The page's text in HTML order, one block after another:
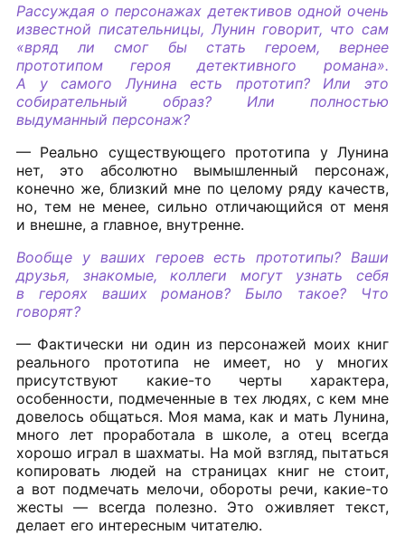
Рассуждая о персонажах детективов одной очень
известной писательницы, Лунин говорит, что сам
«вряд ли смог бы стать героем, вернее
прототипом героя детективного романа».
А у самого Лунина есть прототип? Или это
собирательный образ? Или полностью
выдуманный персонаж?
— Реально существующего прототипа у Лунина
нет, это абсолютно вымышленный персонаж,
конечно же, близкий мне по целому ряду качеств,
но, тем не менее, сильно отличающийся от меня
и внешне, а главное, внутренне.
Вообще у ваших героев есть прототипы? Ваши
друзья, знакомые, коллеги могут узнать себя
в героях ваших романов? Было такое? Что
говорят?
— Фактически ни один из персонажей моих книг
реального прототипа не имеет, но у многих
присутствуют какие-то черты характера,
особенности, подмеченные в тех людях, с кем мне
довелось общаться. Моя мама, как и мать Лунина,
много лет проработала в школе, а отец всегда
хорошо играл в шахматы. На мой взгляд, пытаться
копировать людей на страницах книг не стоит,
а вот подмечать мелочи, обороты речи, какие-то
жесты — всегда полезно. Это оживляет текст,
делает его интересным читателю.